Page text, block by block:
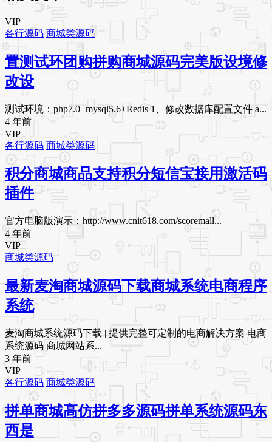
VIP
各行源码 商城类源码
置测试环团购拼购商城源码完美版设境修
改设
测试环境：php7.0+mysql5.6+Redis 1、修改数据库配置文件 a...
4 年前
VIP
各行源码 商城类源码
积分商城商品支持积分短信宝接用激活码
插件
官方电脑版演示：http://www.cnit618.com/scoremall...
4 年前
VIP
商城类源码
最新麦淘商城源码下载商城系统电商程序
系统
麦淘商城系统源码下载 | 提供完整可定制的电商解决方案 电商
系统源码 商城网站系...
3 年前
VIP
各行源码 商城类源码
拼单商城高仿拼多多源码拼单系统源码东
西是